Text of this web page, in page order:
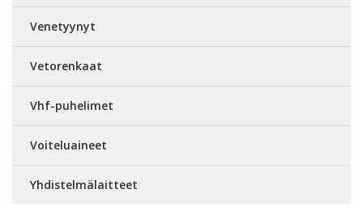
Venetyynyt
Vetorenkaat
Vhf-puhelimet
Voiteluaineet
Yhdistelmälaitteet